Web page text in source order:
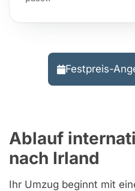
Festpreis-
Ablauf
nach Irland
Ihr Umzug beginnt mit